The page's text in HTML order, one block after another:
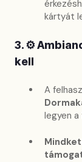
kártyát
3. ⚙️
kell
A
legyen